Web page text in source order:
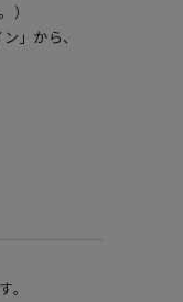
）
」から、
。